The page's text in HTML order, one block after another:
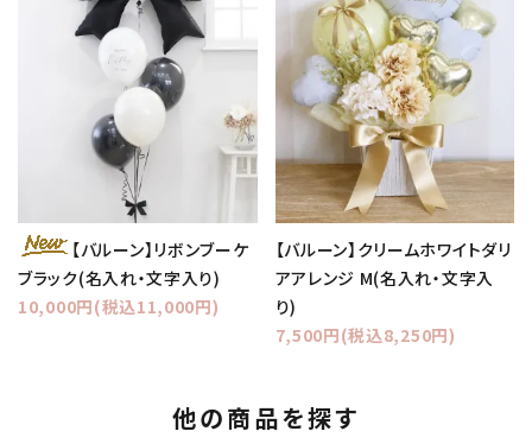
【バルーン】リボンブーケ
ブラック(名入れ・文字入り)
10,000円(税込11,000円)
【バルーン】クリームホワイトダリ
アアレンジ M(名入れ・文字入
り)
7,500円(税込8,250円)
他の商品を探す